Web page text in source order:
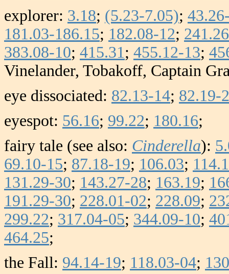
explorer: 3.18; (5.23-7.05);
181.03-186.15; 182.08-12;
383.08-10; 415.31; 455.12-13;
Vinelander, Tobakoff, Captain
eye dissociated: 82.13-14; 82.19-
eyespot: 56.16; 99.22; 180.16;
fairy tale (see also: Cinderella):
69.10-15; 87.18-19; 106.03;
131.29-30; 143.27-28; 163.19;
191.29-30; 228.01-02; 228.09;
299.22; 317.04-05; 344.09-10;
464.25;
the Fall: 94.14-19; 118.03-04;